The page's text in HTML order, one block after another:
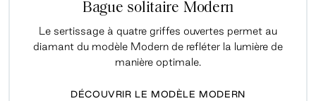
Bague solitaire Modern
Le sertissage à quatre griffes ouvertes permet au
diamant du modèle Modern de refléter la lumière de
manière optimale.
DÉCOUVRIR LE MODÈLE MODERN